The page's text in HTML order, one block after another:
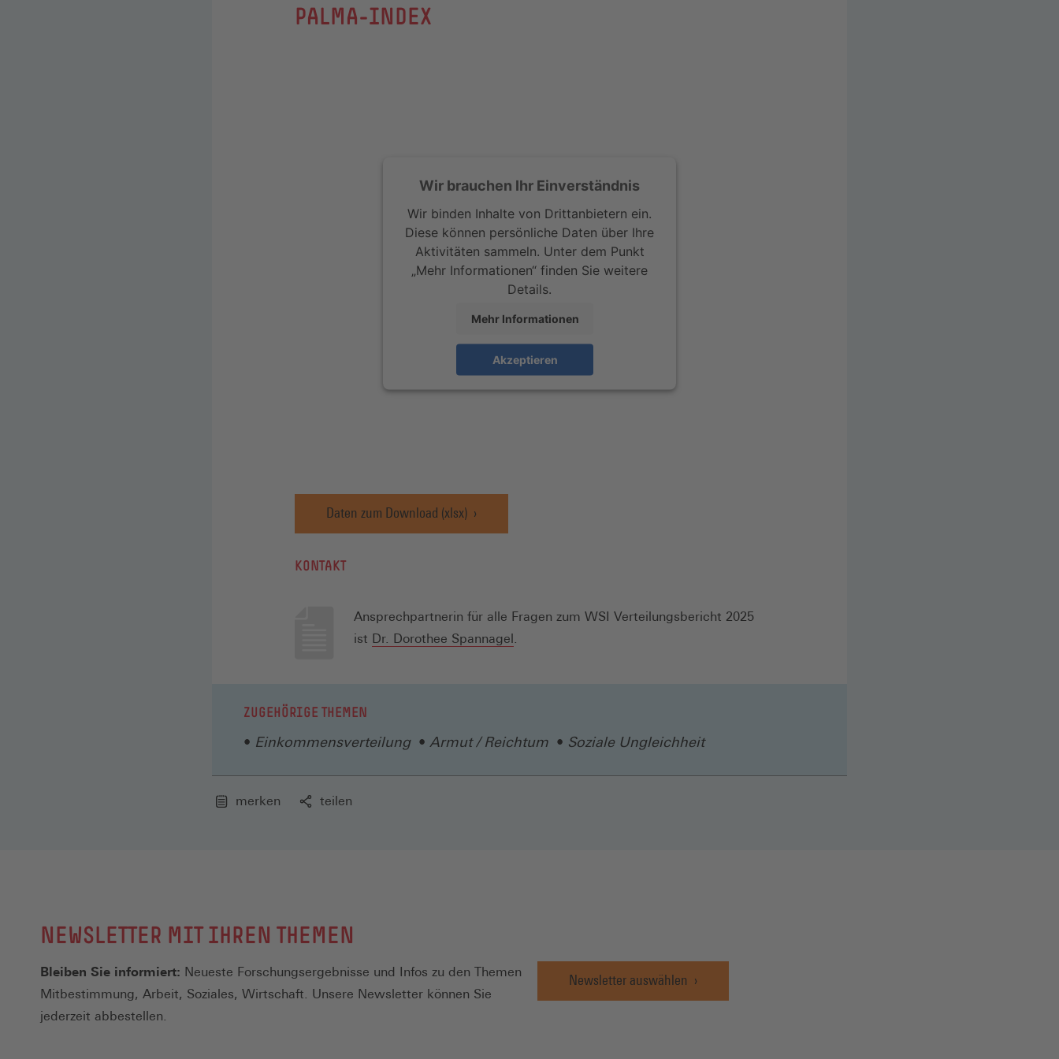
:
PALMA-INDEX
Wir brauchen Ihr Einverständnis
Wir binden Inhalte von Drittanbietern ein.
Diese können persönliche Daten über Ihre
Aktivitäten sammeln. Unter dem Punkt
„Mehr Informationen“ finden Sie weitere
Details.
Mehr Informationen
Akzeptieren
Daten zum Download (xlsx)
KONTAKT
Ansprechpartnerin für alle Fragen zum WSI Verteilungsbericht 2025
ist Dr. Dorothee Spannagel.
ZUGEHÖRIGE THEMEN
Einkommensverteilung Armut / Reichtum Soziale Ungleichheit
merken teilen
NEWSLETTER MIT IHREN THEMEN
Bleiben Sie informiert: Neueste Forschungsergebnisse und Infos zu den Themen
Mitbestimmung, Arbeit, Soziales, Wirtschaft. Unsere Newsletter können Sie
jederzeit abbestellen.
Newsletter auswählen